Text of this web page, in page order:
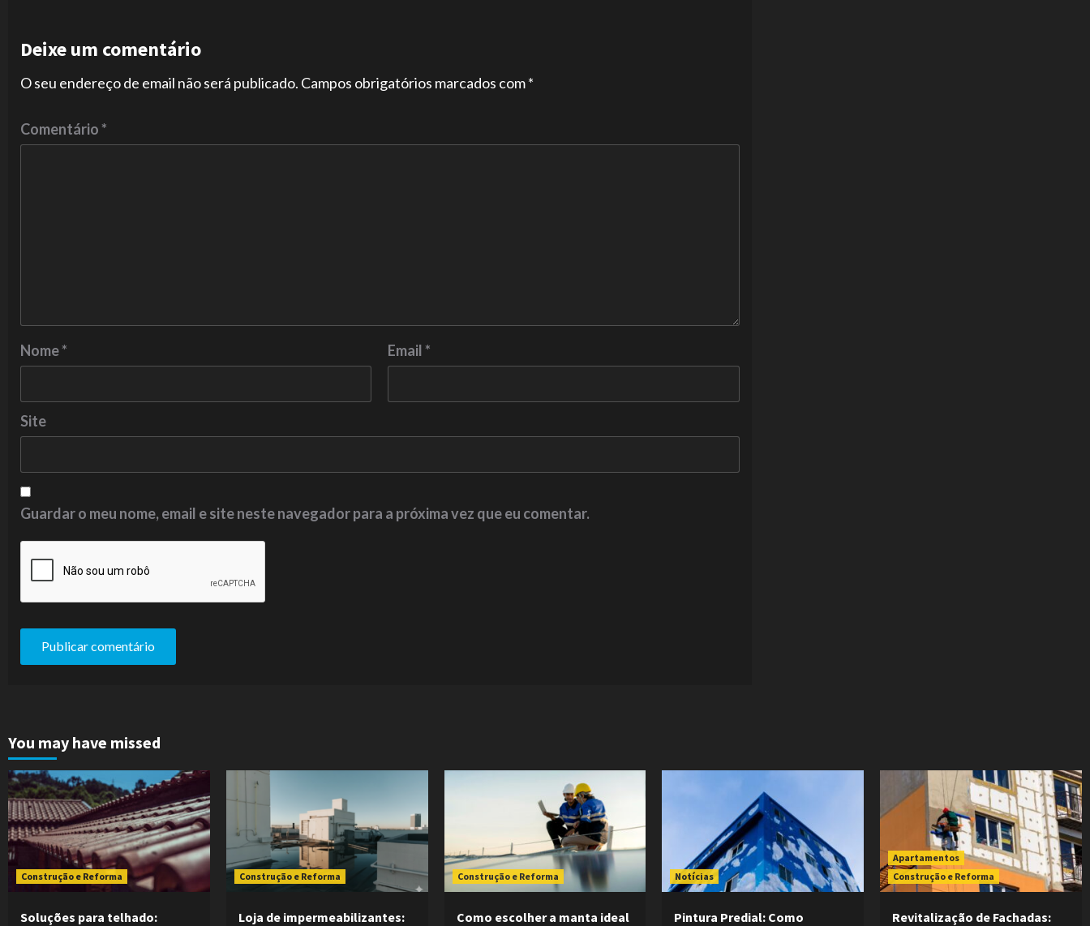
Deixe um comentário
O seu endereço de email não será publicado. Campos obrigatórios marcados com*
Comentário*
Nome* Email*
Site
Guardar o meu nome, email e site neste navegador para a próxima vez que eu comentar.
You may have missed
Construção e Reforma
Soluções para telhado:
Construção e Reforma
Loja de impermeabilizantes:
Construção e Reforma
Como escolher a manta ideal
Notícias
Pintura Predial: Como
Apartamentos
Construção e Reforma
Revitalização de Fachadas: